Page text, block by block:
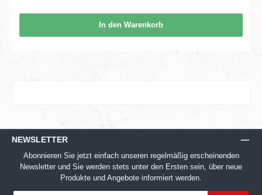
In den Warenkorb
NEWSLETTER
Abonnieren Sie jetzt einfach unseren regelmäßig erscheinenden
Newsletter und Sie werden stets unter den Ersten sein, über neue
Produkte und Angebote informiert werden.